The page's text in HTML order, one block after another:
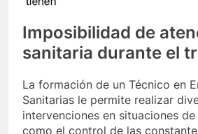
Imposibilidad de
sanitaria durante el
La formación de un Técnico en
Sanitarias le permite realizar
intervenciones en situaciones de
como el control de las